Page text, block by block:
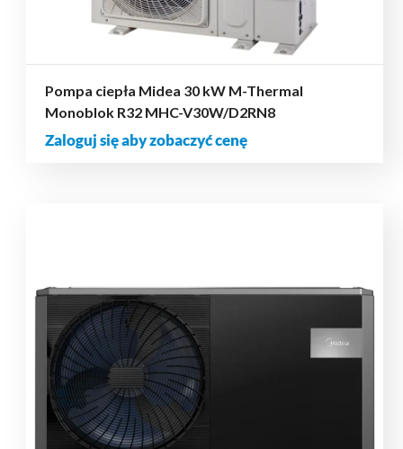
Pompa ciepła Midea 30 kW M-Thermal
Monoblok R32 MHC-V30W/D2RN8
Zaloguj się aby zobaczyć cenę